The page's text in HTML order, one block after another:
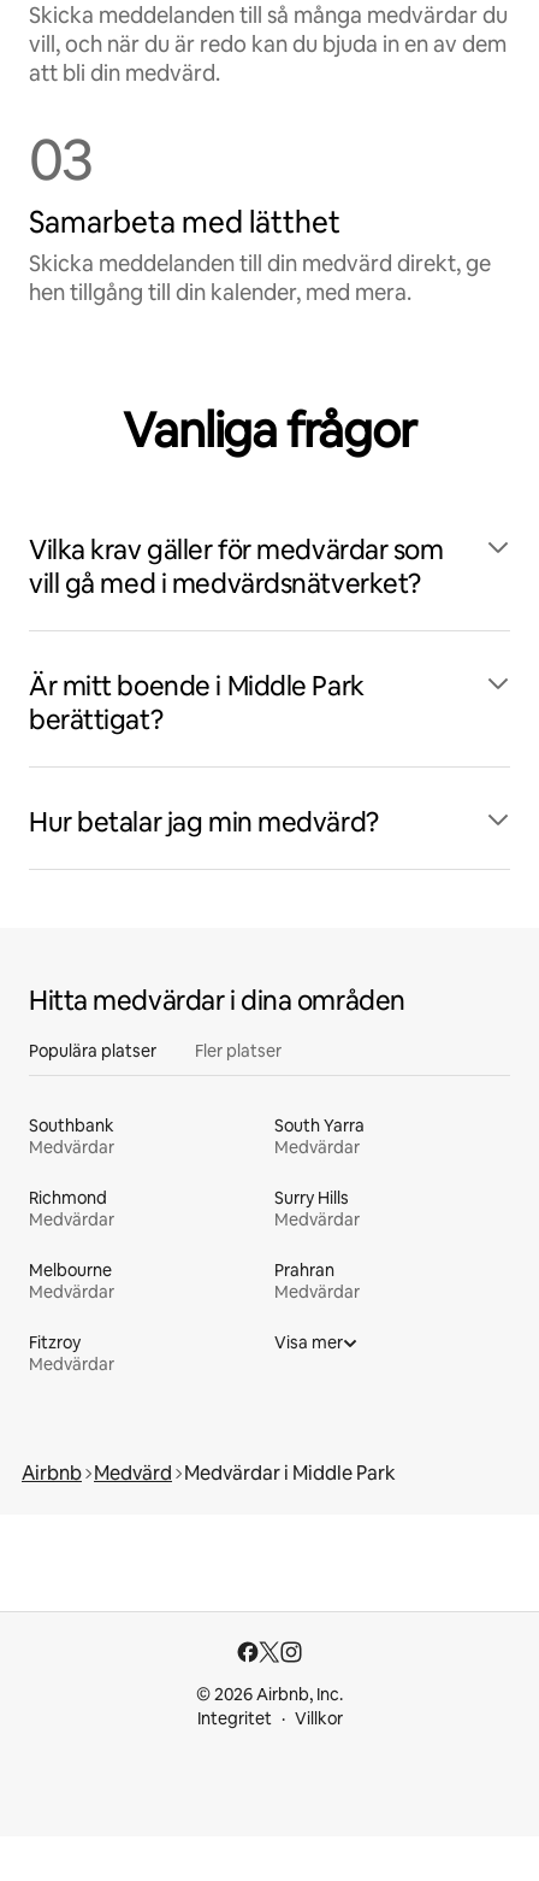
Skicka meddelanden till så många medvärdar du
vill, och när du är redo kan du bjuda in en av dem
att bli din medvärd.
03
Samarbeta med lätthet
Skicka meddelanden till din medvärd direkt, ge
hen tillgång till din kalender, med mera.
Vanliga frågor
Vilka krav gäller för medvärdar som
vill gå med i medvärdsnätverket?
Är mitt boende i Middle Park
berättigat?
Hur betalar jag min medvärd?
Hitta medvärdar i dina områden
Populära platser Fler platser
Southbank
Medvärdar
South Yarra
Medvärdar
Richmond
Medvärdar
Surry Hills
Medvärdar
Melbourne
Medvärdar
Prahran
Medvärdar
Fitzroy
Medvärdar
Visa mer
Airbnb Medvärd Medvärdar i Middle Park
© 2026 Airbnb, Inc.
Integritet
Villkor